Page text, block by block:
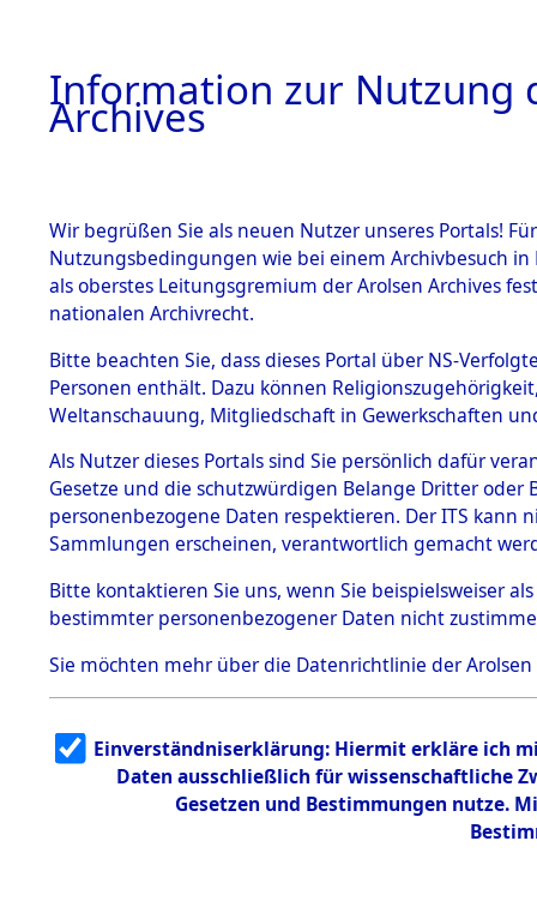
BESTÄNDE
1.
Inhaftierungsdoku
mente
1.2.9 Beim ITS
Effekten
1.2.9.1
Effekten aus
dem KZ
Dachau
1.2.9.2
Effekten aus
dem KZ
Bayerisches
1.2.9.3
Effekten aus
dem KZ
Neuengamm
0004
Einen Kommentar
Information zur Nutzung
Archives
Wir begrüßen Sie als neuen Nutzer unseres Portals!
Nutzungsbedingungen wie bei einem Archivbesuch
als oberstes Leitungsgremium der Arolsen Archives
nationalen Archivrecht.
Bitte beachten Sie, dass dieses Portal über NS-
Personen enthält. Dazu können
Weltanschauung, Mitgliedschaft in Gewerkschaften
Als Nutzer dieses Portals sind Sie persönlich dafür
Gesetze und die schutzwürdigen Belange Dritter
personenbezogene Daten respektieren. Der ITS
Sammlungen erscheinen, verantwortlich gemacht
Bitte kontaktieren Sie uns, wenn Sie beispielsweiser
bestimmter personenbezogener Daten nicht
Sie möchten mehr über die Datenrichtlinie der Arolsen
Einverständniserklärung: Hiermit erkläre ich
Daten ausschließlich für wissenschaftliche
Gesetzen und Bestimmungen nutze.